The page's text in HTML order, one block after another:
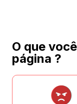
O que
página ?